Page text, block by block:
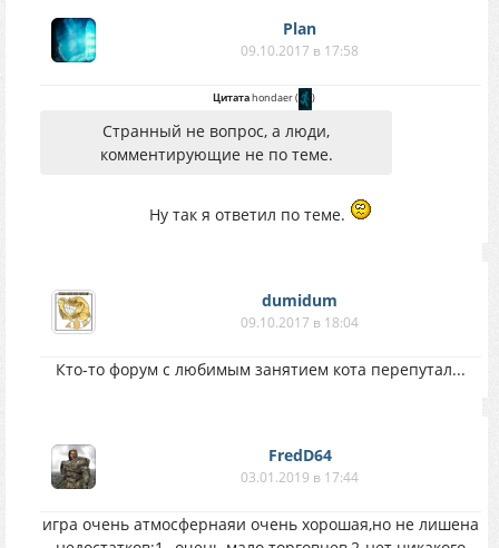
Plan
09.10.2017 в 17:58
Цитатаhondaer( )
Странный не вопрос, а люди,
комментирующие не по теме.
Ну так я ответил по теме.
dumidum
09.10.2017 в 18:04
Кто-то форум с любимым занятием кота перепутал...
FredD64
03.01.2019 в 17:44
игра очень атмосфернаяи очень хорошая,но не лишена